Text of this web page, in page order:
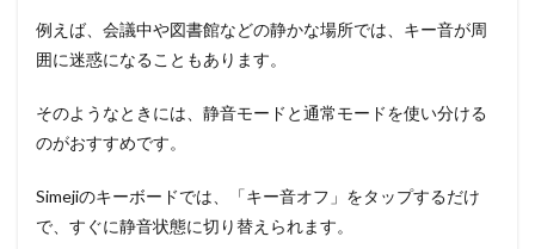
例えば、会議中や図書館などの静かな場所では、キー音が周
囲に迷惑になることもあります。
そのようなときには、静音モードと通常モードを使い分ける
のがおすすめです。
Simejiのキーボードでは、「キー音オフ」をタップするだけ
で、すぐに静音状態に切り替えられます。